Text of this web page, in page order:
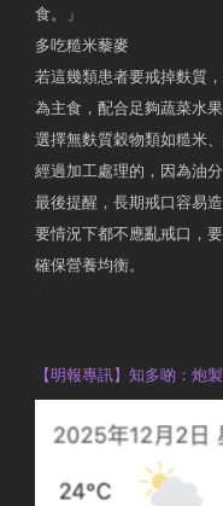
食。」
多吃糙米藜麥
若這幾類患者要戒掉麩質
為主食，配合足夠蔬菜水
選擇無麩質穀物類如糙米
經過加工處理的，因為油
最後提醒，長期戒口容易
要情況下都不應亂戒口，
確保營養均衡。
【明報專訊】知多啲：炮